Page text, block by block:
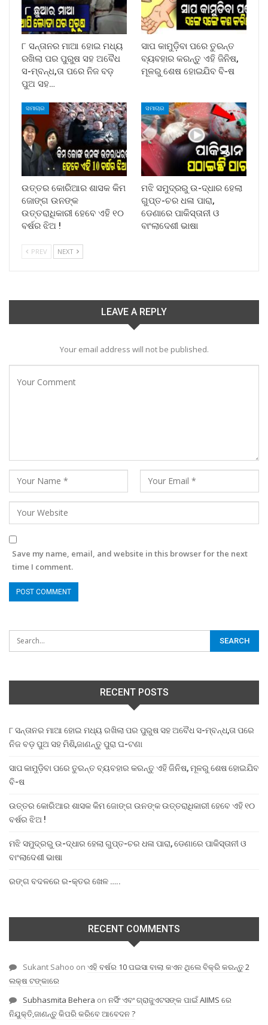
୮ ସନ୍ତାନର ମାଆ ହୋଇ ମଧ୍ୟ
ରଖିଲା ପର ପୁରୁଷ ସହ ଅବୈଧ
ସ-ମ୍ବନ୍ଧ,ତା ପରେ ନିଜ ବଡ଼
ପୁଅ ସହ…
ସାପ କାମୁଡ଼ିବା ପରେ ତୁରନ୍ତ
ବ୍ୟବହାର କରନ୍ତୁ ଏହି ଜିନିଷ,
ମୂଳରୁ ଶେଷ ହୋଇଯିବ ବି-ଷ
ସମାଚାର
ଉତ୍ତର କୋରିଆର ଶାସକ କିମ
ଜୋଙ୍ଗ ଉନଙ୍କ
ଉତ୍ତରାଧିକାରୀ ହେବେ ଏହି ୧୦
ବର୍ଷର ଝିଅ !
ସମାଚାର
ମଝି ସମୁଦ୍ରରୁ ଉ-ଦ୍ଧାର ହେଲା
ଗୁପ୍ତ-ଚର ଧଳା ପାରା,
ଡେଣାରେ ପାକିସ୍ତାନୀ ଓ
ବାଂଲାଦେଶୀ ଭାଷା
PREV NEXT
LEAVE A REPLY
Your email address will not be published.
Save my name, email, and website in this browser for the next
time I comment.
RECENT POSTS
୮ ସନ୍ତାନର ମାଆ ହୋଇ ମଧ୍ୟ ରଖିଲା ପର ପୁରୁଷ ସହ ଅବୈଧ ସ-ମ୍ବନ୍ଧ,ତା ପରେ
ନିଜ ବଡ଼ ପୁଅ ସହ ମିଶି,ଜାଣନ୍ତୁ ପୁରା ଘ-ଟଣା
ସାପ କାମୁଡ଼ିବା ପରେ ତୁରନ୍ତ ବ୍ୟବହାର କରନ୍ତୁ ଏହି ଜିନିଷ, ମୂଳରୁ ଶେଷ ହୋଇଯିବ
ବି-ଷ
ଉତ୍ତର କୋରିଆର ଶାସକ କିମ ଜୋଙ୍ଗ ଉନଙ୍କ ଉତ୍ତରାଧିକାରୀ ହେବେ ଏହି ୧୦
ବର୍ଷର ଝିଅ !
ମଝି ସମୁଦ୍ରରୁ ଉ-ଦ୍ଧାର ହେଲା ଗୁପ୍ତ-ଚର ଧଳା ପାରା, ଡେଣାରେ ପାକିସ୍ତାନୀ ଓ
ବାଂଲାଦେଶୀ ଭାଷା
ରଙ୍ଗ ବଦଳରେ ର-କ୍ତର ଖେଳ …..
RECENT COMMENTS
Sukant Sahoo on ଏହି ବର୍ଷର 10 ପଇସା ବାଲା କଏନ ଥିଲେ ବିକ୍ରି କରନ୍ତୁ 2
ଲକ୍ଷ ଟଙ୍କାରେ
Subhasmita Behera on ନର୍ସିଂ ଏବଂ ଗ୍ରାଜୁଏଟସଙ୍କ ପାଇଁ AIIMS ରେ
ନିଯୁକ୍ତି,ଜାଣନ୍ତୁ କିପରି କରିବେ ଆବେଦନ ?